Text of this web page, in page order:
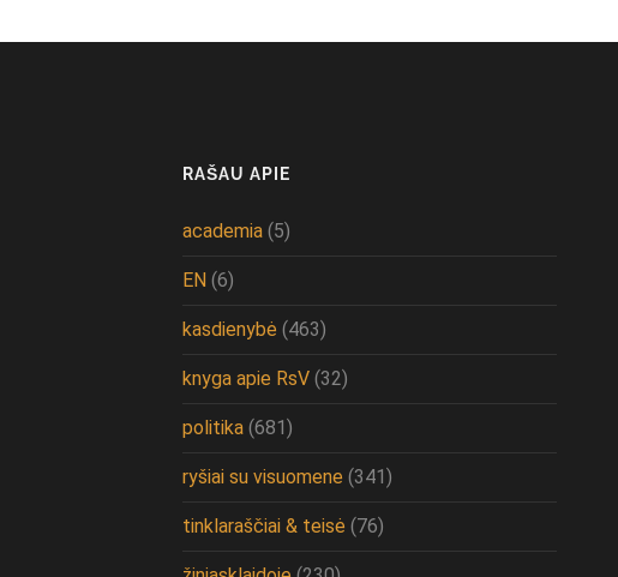
RAŠAU APIE
academia (5)
EN (6)
kasdienybė (463)
knyga apie RsV (32)
politika (681)
ryšiai su visuomene (341)
tinklaraščiai & teisė (76)